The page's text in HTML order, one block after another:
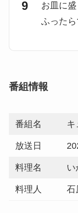
お皿に
ふったら
番組情報
番組名 キ
放送日
料理名 い
料理人 石